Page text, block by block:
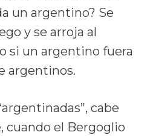
un argentino? Se
y se arroja al
si un argentino fuera
argentinos.
cabe
cuando el Bergoglio